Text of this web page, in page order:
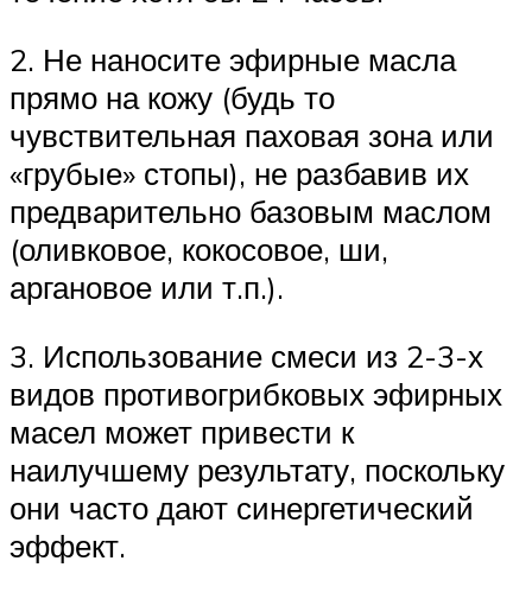
2. Не наносите эфирные масла
прямо на кожу (будь то
чувствительная паховая зона или
«грубые» стопы), не разбавив их
предварительно базовым маслом
(оливковое, кокосовое, ши,
аргановое или т.п.).
3. Использование смеси из 2-3-х
видов противогрибковых эфирных
масел может привести к
наилучшему результату, поскольку
они часто дают синергетический
эффект.